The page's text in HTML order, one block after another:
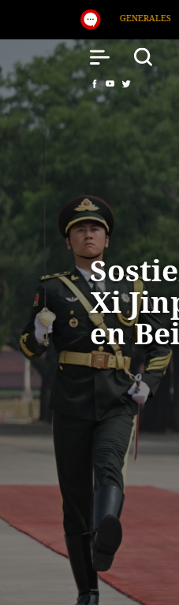
NACIONAL SALUD
Xi
en